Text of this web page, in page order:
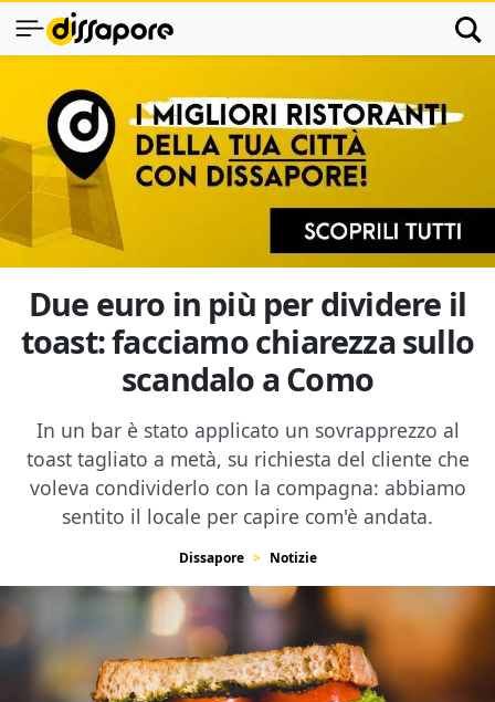
Due euro in più per dividere il
toast: facciamo chiarezza sullo
scandalo a Como
In un bar è stato applicato un sovrapprezzo al
toast tagliato a metà, su richiesta del cliente che
voleva condividerlo con la compagna: abbiamo
sentito il locale per capire com'è andata.
Dissapore Notizie